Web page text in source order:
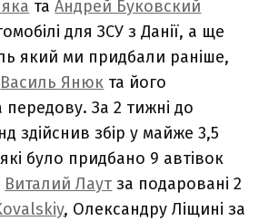
таАндрей Буковский
для ЗСУ з Данії, а ще
який ми придбали раніше,
Василь Янюк та його
За 2 тижні до
здійснив збір у майже 3,5
було придбано 9 автівок
Виталий Лаут за подаровані 2
, Олександру Ліщині за